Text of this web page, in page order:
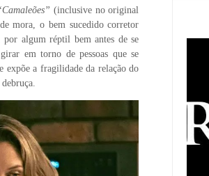
(inclusive no original
mora, o bem sucedido corretor
algum réptil bem antes de se
em torno de pessoas que se
expõe a fragilidade da relação do